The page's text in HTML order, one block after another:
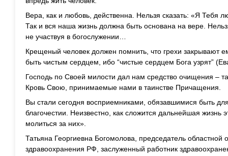
Вера, как и любовь, действенна. Нельзя сказать: «Я Тебя
Так и вся наша жизнь должна быть основана на вере.
не участвуя в богослужении…
Крещеный человек должен помнить, что грехи закрывают
быть чистым сердцем, ибо “чистые сердцем Бога узрят”
Господь по Своей милости дал нам средство очищения –
Кровь Свою, принимаемые нами в таинстве Причащения.
Вы стали сегодня восприемниками, обязавшимися быть
благочестии. Неизвестно, как сложится дальнейшая жизнь
молиться за них».
Татьяна Георгиевна Богомолова, председатель
здравоохранения РФ, заслуженный работник